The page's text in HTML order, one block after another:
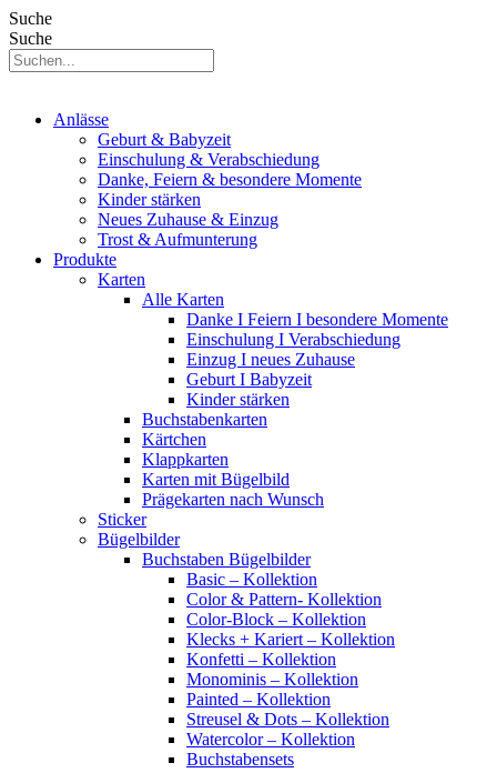
Suche
Suche
Anlässe
Geburt & Babyzeit
Einschulung & Verabschiedung
Danke, Feiern & besondere Momente
Kinder stärken
Neues Zuhause & Einzug
Trost & Aufmunterung
Produkte
Karten
Alle Karten
Danke I Feiern I besondere Momente
Einschulung I Verabschiedung
Einzug I neues Zuhause
Geburt I Babyzeit
Kinder stärken
Buchstabenkarten
Kärtchen
Klappkarten
Karten mit Bügelbild
Prägekarten nach Wunsch
Sticker
Bügelbilder
Buchstaben Bügelbilder
Basic – Kollektion
Color & Pattern- Kollektion
Color-Block – Kollektion
Klecks + Kariert – Kollektion
Konfetti – Kollektion
Monominis – Kollektion
Painted – Kollektion
Streusel & Dots – Kollektion
Watercolor – Kollektion
Buchstabensets